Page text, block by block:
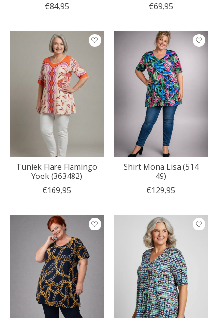
€84,95
€69,95
Tuniek Flare Flamingo
Yoek (363482)
€169,95
Shirt Mona Lisa (514
49)
€129,95